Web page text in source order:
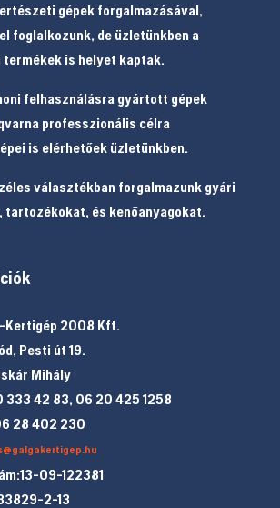
gépek forgalmazásával,
foglalkozunk, de üzletünkben a
termékek is helyet kaptak.
felhasználásra gyártott gépek
professzionális célra
is elérhetőek üzletünkben.
választékban forgalmazunk gyári
és kenőanyagokat.
Kertigép 2008 Kft.
Pesti út 19.
Mihály
333 42 83, 06 20 425 1258
28 402 230
09-122381
2-13